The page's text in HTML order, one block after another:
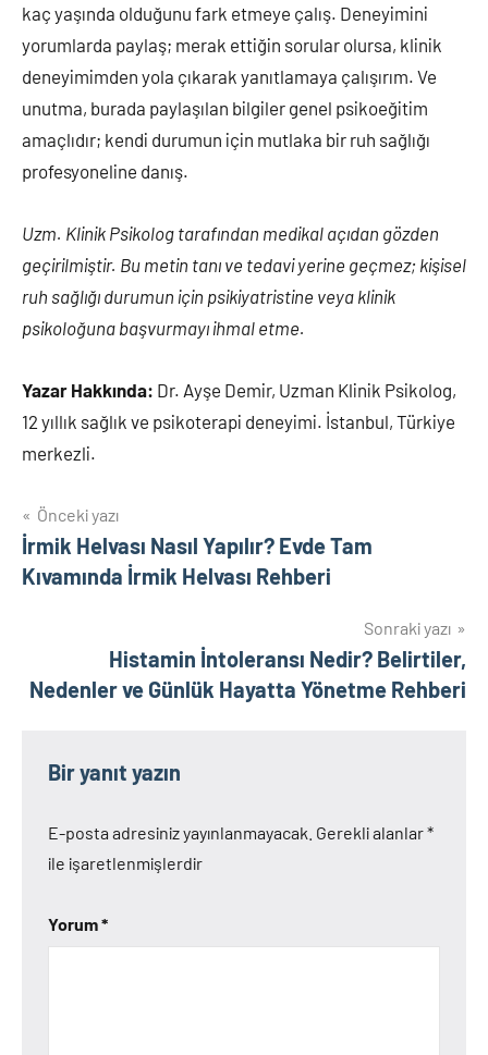
kaç yaşında olduğunu fark etmeye çalış. Deneyimini
yorumlarda paylaş; merak ettiğin sorular olursa, klinik
deneyimimden yola çıkarak yanıtlamaya çalışırım. Ve
unutma, burada paylaşılan bilgiler genel psikoeğitim
amaçlıdır; kendi durumun için mutlaka bir ruh sağlığı
profesyoneline danış.
Uzm. Klinik Psikolog tarafından medikal açıdan gözden
geçirilmiştir. Bu metin tanı ve tedavi yerine geçmez; kişisel
ruh sağlığı durumun için psikiyatristine veya klinik
psikoloğuna başvurmayı ihmal etme.
Yazar Hakkında: Dr. Ayşe Demir, Uzman Klinik Psikolog,
12 yıllık sağlık ve psikoterapi deneyimi. İstanbul, Türkiye
merkezli.
Yazı
gezinmesi
Önceki yazı
İrmik Helvası Nasıl Yapılır? Evde Tam
Kıvamında İrmik Helvası Rehberi
Sonraki yazı
Histamin İntoleransı Nedir? Belirtiler,
Nedenler ve Günlük Hayatta Yönetme Rehberi
Bir yanıt yazın
E-posta adresiniz yayınlanmayacak. Gerekli alanlar*
ile işaretlenmişlerdir
Yorum*